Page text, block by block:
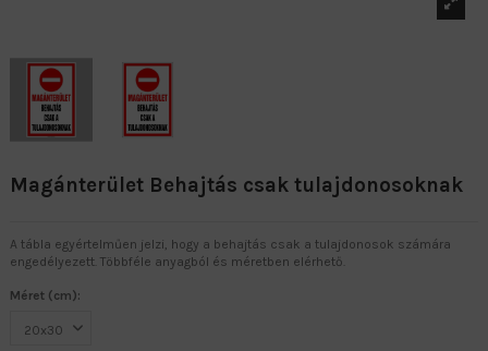
Magánterület Behajtás csak tulajdonosoknak
A tábla egyértelműen jelzi, hogy a behajtás csak a tulajdonosok számára
engedélyezett. Többféle anyagból és méretben elérhető.
Méret (cm):